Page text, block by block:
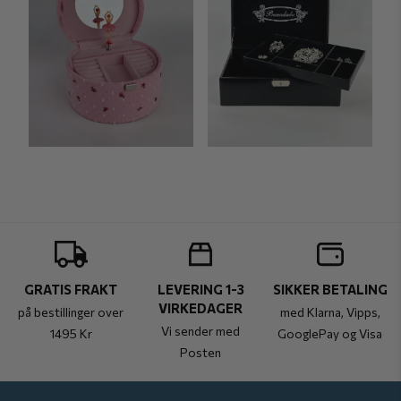
GRATIS FRAKT
på bestillinger over
1495 Kr
LEVERING 1-3
VIRKEDAGER
Vi sender med
Posten
SIKKER BETALING
med Klarna, Vipps,
GooglePay og Visa